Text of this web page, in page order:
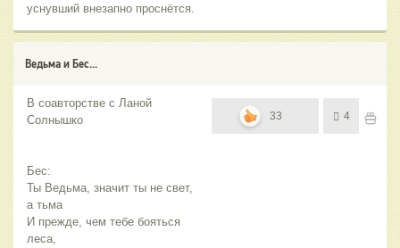
уснувший внезапно проснётся.
Ведьма и Бес...
В соавторстве с Ланой
Солнышко
Бес:
Ты Ведьма, значит ты не свет,
а тьма
И прежде, чем тебе бояться
леса,
33 4